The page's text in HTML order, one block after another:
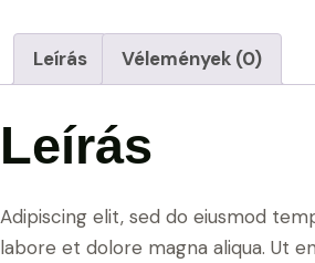
Leírás Vélemények (0)
Leírás
Adipiscing elit, sed do eiusmod
labore et dolore magna aliqua. Ut